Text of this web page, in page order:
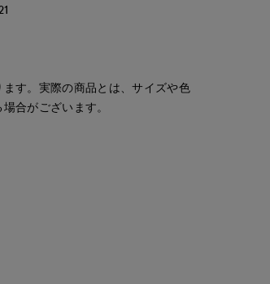
ます。実際の商品とは、サイズや色
合がございます。